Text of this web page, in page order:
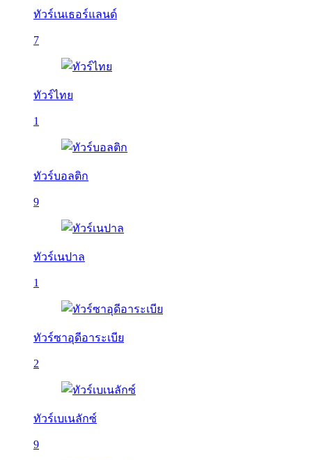
ทัวร์เนเธอร์แลนด์
7
ทัวร์ไทย
1
ทัวร์บอลติก
9
ทัวร์เนปาล
1
ทัวร์ซาอุดีอาระเบีย
2
ทัวร์เบเนลักซ์
9